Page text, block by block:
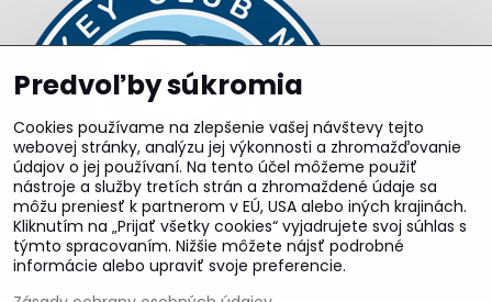
Predvoľby súkromia
Cookies používame na zlepšenie vašej návštevy tejto
webovej stránky, analýzu jej výkonnosti a zhromažďovanie
údajov o jej používaní. Na tento účel môžeme použiť
nástroje a služby tretích strán a zhromaždené údaje sa
môžu preniesť k partnerom v EÚ, USA alebo iných krajinách.
Kliknutím na „Prijať všetky cookies“ vyjadrujete svoj súhlas s
týmto spracovaním. Nižšie môžete nájsť podrobné
informácie alebo upraviť svoje preferencie.